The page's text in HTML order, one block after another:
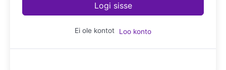
Logi sisse
Ei ole kontot Loo konto